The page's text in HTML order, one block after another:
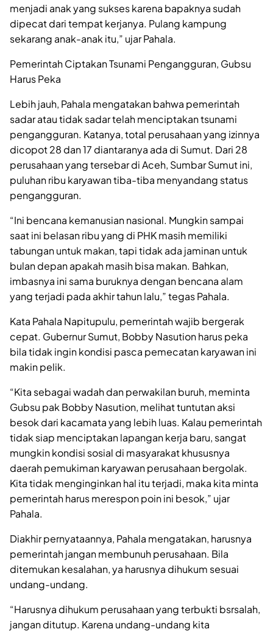
menjadi anak yang sukses karena bapaknya sudah
dipecat dari tempat kerjanya. Pulang kampung
sekarang anak-anak itu,” ujar Pahala.
Pemerintah Ciptakan Tsunami Pengangguran, Gubsu
Harus Peka
Lebih jauh, Pahala mengatakan bahwa pemerintah
sadar atau tidak sadar telah menciptakan tsunami
pengangguran. Katanya, total perusahaan yang izinnya
dicopot 28 dan 17 diantaranya ada di Sumut. Dari 28
perusahaan yang tersebar di Aceh, Sumbar Sumut ini,
puluhan ribu karyawan tiba-tiba menyandang status
pengangguran.
“Ini bencana kemanusian nasional. Mungkin sampai
saat ini belasan ribu yang di PHK masih memiliki
tabungan untuk makan, tapi tidak ada jaminan untuk
bulan depan apakah masih bisa makan. Bahkan,
imbasnya ini sama buruknya dengan bencana alam
yang terjadi pada akhir tahun lalu,” tegas Pahala.
Kata Pahala Napitupulu, pemerintah wajib bergerak
cepat. Gubernur Sumut, Bobby Nasution harus peka
bila tidak ingin kondisi pasca pemecatan karyawan ini
makin pelik.
“Kita sebagai wadah dan perwakilan buruh, meminta
Gubsu pak Bobby Nasution, melihat tuntutan aksi
besok dari kacamata yang lebih luas. Kalau pemerintah
tidak siap menciptakan lapangan kerja baru, sangat
mungkin kondisi sosial di masyarakat khususnya
daerah pemukiman karyawan perusahaan bergolak.
Kita tidak menginginkan hal itu terjadi, maka kita minta
pemerintah harus merespon poin ini besok,” ujar
Pahala.
Diakhir pernyataannya, Pahala mengatakan, harusnya
pemerintah jangan membunuh perusahaan. Bila
ditemukan kesalahan, ya harusnya dihukum sesuai
undang-undang.
“Harusnya dihukum perusahaan yang terbukti bsrsalah,
jangan ditutup. Karena undang-undang kita